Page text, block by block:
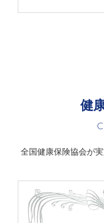
健
全国健康保険協会が